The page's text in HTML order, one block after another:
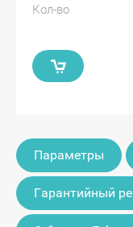
Кол-во
Параметры
Гарантийный